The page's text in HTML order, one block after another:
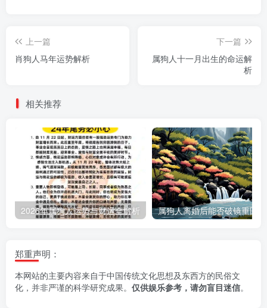
上一篇
肖狗人马年运势解析
下一篇
属狗人十一月出生的命运解
析
相关推荐
2026年属狗人运势与财运全解析
郑重声明：
本网站的主要内容来自于中国传统文化思想及东西方的民俗文
化，并非严谨的科学研究成果。 仅供娱乐参考，请勿盲目迷信。